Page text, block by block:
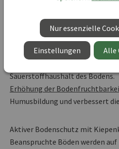
Bodengesundheit und
Unkrautunterdrückung:
Pflanzenarten.
Sauerstoffhaushalt des Bodens.
Erhöhung der
Humusbildung und verbessert
Aktiver Bodenschutz mit
Beanspruchte Böden werden
Nur essenzielle
Einstellungen Alle